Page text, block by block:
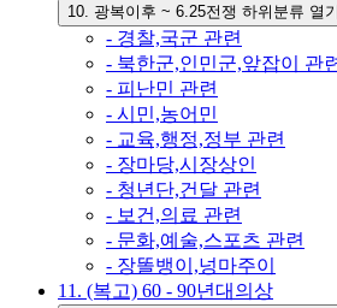
10. 광복이후 ~ 6.25전쟁 하위분류 열기
- 경찰,국군 관련
- 북한군,인민군,앞잡이 관
- 피난민 관련
- 시민,농어민
- 교육,행정,정부 관련
- 장마당,시장상인
- 청년단,건달 관련
- 보건,의료 관련
- 문화,예술,스포츠 관련
- 장똘뱅이,넝마주이
11. (복고) 60 - 90년대의상